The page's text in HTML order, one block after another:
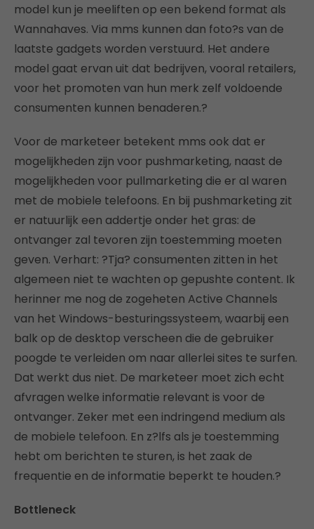
model kun je meeliften op een bekend format als
Wannahaves. Via mms kunnen dan foto?s van de
laatste gadgets worden verstuurd. Het andere
model gaat ervan uit dat bedrijven, vooral retailers,
voor het promoten van hun merk zelf voldoende
consumenten kunnen benaderen.?
Voor de marketeer betekent mms ook dat er
mogelijkheden zijn voor pushmarketing, naast de
mogelijkheden voor pullmarketing die er al waren
met de mobiele telefoons. En bij pushmarketing zit
er natuurlijk een addertje onder het gras: de
ontvanger zal tevoren zijn toestemming moeten
geven. Verhart: ?Tja? consumenten zitten in het
algemeen niet te wachten op gepushte content. Ik
herinner me nog de zogeheten Active Channels
van het Windows-besturingssysteem, waarbij een
balk op de desktop verscheen die de gebruiker
poogde te verleiden om naar allerlei sites te surfen.
Dat werkt dus niet. De marketeer moet zich echt
afvragen welke informatie relevant is voor de
ontvanger. Zeker met een indringend medium als
de mobiele telefoon. En z?lfs als je toestemming
hebt om berichten te sturen, is het zaak de
frequentie en de informatie beperkt te houden.?
Bottleneck